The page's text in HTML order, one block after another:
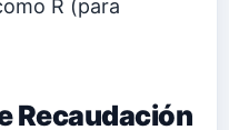
R (para
Recaudación